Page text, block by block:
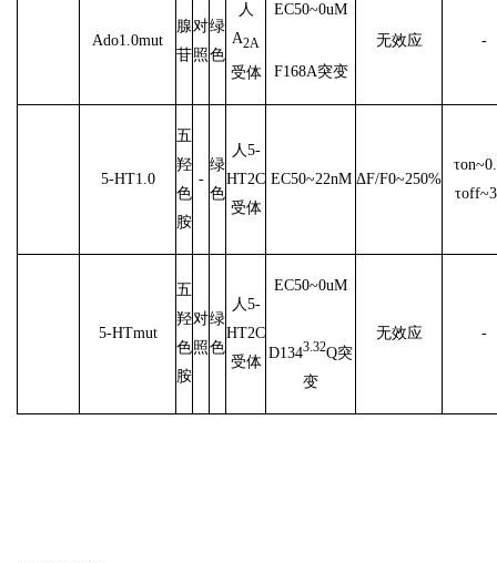
Ado1.0mut
腺
苷
对
照
绿
色
人
A2A
受体
EC50~0uM
F168A突变
无效应 -
5-HT1.0
五
羟
色
胺
-
绿
色
人5-
HT2C
受体
EC50~22nM ΔF/F0~250%
5-HTmut
五
羟
色
胺
对
照
绿
色
人5-
HT2C
受体
EC50~0uM
D1343.32Q突
变
无效应 -